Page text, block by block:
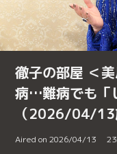
徹子の部屋 ＜
病…難病でも「
（2026/04/13
Aired on 2026/04/13 23